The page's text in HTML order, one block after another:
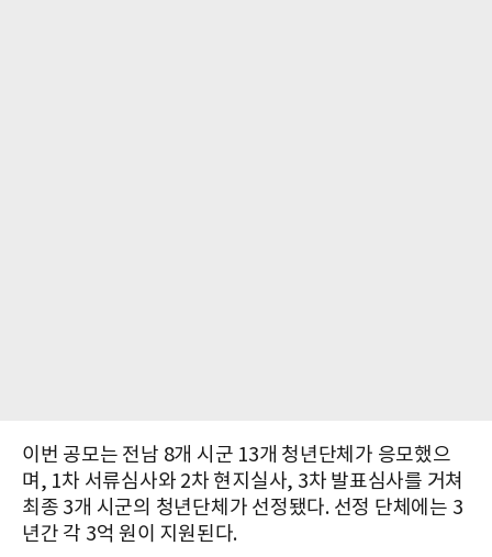
이번 공모는 전남 8개 시군 13개 청년단체가 응모했으
며, 1차 서류심사와 2차 현지실사, 3차 발표심사를 거쳐
최종 3개 시군의 청년단체가 선정됐다. 선정 단체에는 3
년간 각 3억 원이 지원된다.